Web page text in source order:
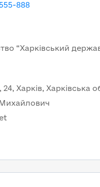
888
“Харківський
Харків, Харківська